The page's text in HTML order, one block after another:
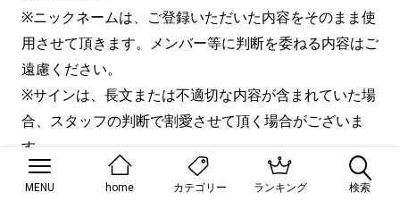
※ニックネームは、ご登録いただいた内容をそのまま使
用させて頂きます。メンバー等に判断を委ねる内容はご
遠慮ください。
※サインは、長文または不適切な内容が含まれていた場
合、スタッフの判断で割愛させて頂く場合がございま
す。
※ ニックネーム登録時に、絵文字、顔文字、半角文
MENU home カテゴリー ランキング 検索